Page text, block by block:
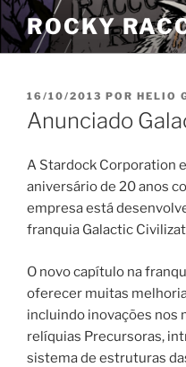
Pular
para
o
ROCKY
PUBLICADO
EM
16/10/2013 POR HELIO
Anunciado
A Stardock Corporation
aniversário de 20 anos
empresa está
franquia Galactic
O novo capítulo na
oferecer muitas
incluindo inovações nos
relíquias Precursoras,
sistema de estruturas